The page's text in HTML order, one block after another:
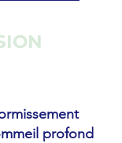
profond